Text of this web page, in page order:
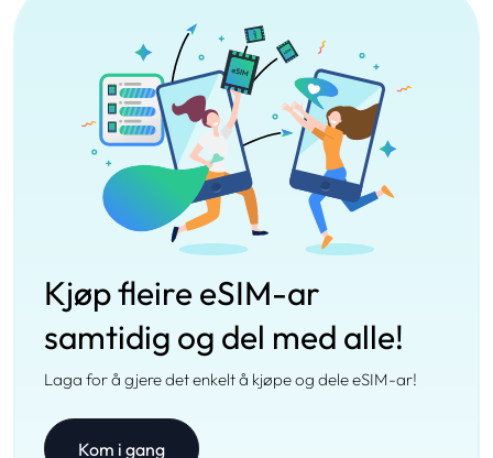
Kjøp fleire eSIM-ar
samtidig og del med alle!
Laga for å gjere det enkelt å kjøpe og dele eSIM-ar!
Kom i gang